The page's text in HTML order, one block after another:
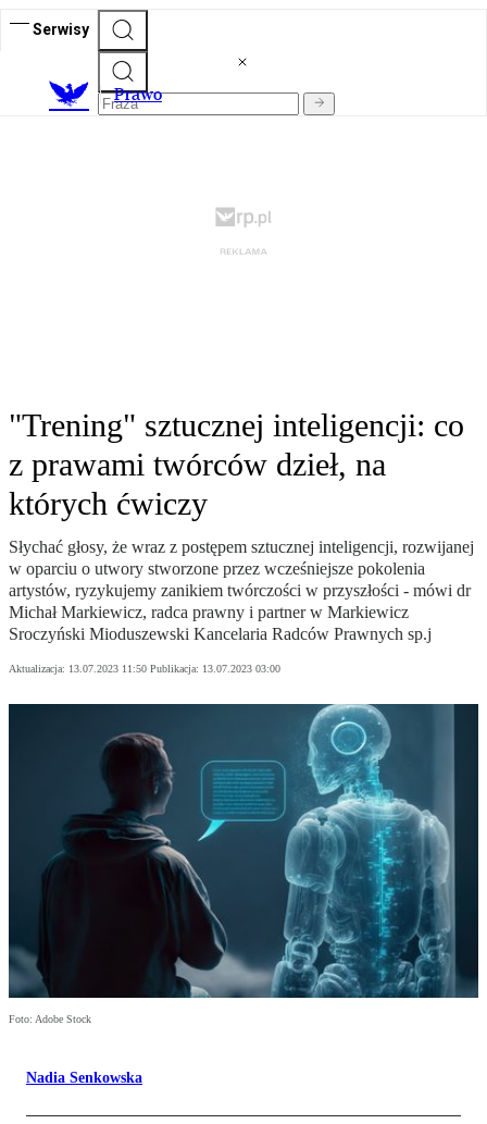
Serwisy
Prawo
"Trening" sztucznej inteligencji: co
z prawami twórców dzieł, na
których ćwiczy
Słychać głosy, że wraz z postępem sztucznej inteligencji, rozwijanej
w oparciu o utwory stworzone przez wcześniejsze pokolenia
artystów, ryzykujemy zanikiem twórczości w przyszłości - mówi dr
Michał Markiewicz, radca prawny i partner w Markiewicz
Sroczyński Mioduszewski Kancelaria Radców Prawnych sp.j
Aktualizacja: 13.07.2023 11:50 Publikacja: 13.07.2023 03:00
Foto: Adobe Stock
Nadia Senkowska